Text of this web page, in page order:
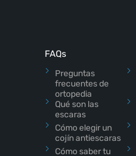
FAQs
Preguntas
frecuentes de
ortopedia
Qué son las
escaras
Cómo elegir un
cojín antiescaras
Cómo saber tu